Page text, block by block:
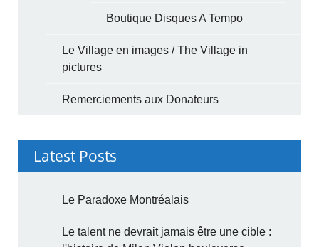
Boutique Disques A Tempo
Le Village en images / The Village in
pictures
Remerciements aux Donateurs
Latest Posts
Le Paradoxe Montréalais
Le talent ne devrait jamais être une cible :